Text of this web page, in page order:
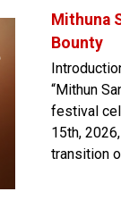
Revathi
Mithuna
Bounty
“Mithun
festival
15th,
transition